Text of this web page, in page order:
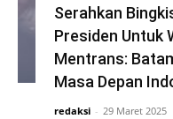
Serahkan
Presiden Untuk
Mentrans:
Masa Depan
redaksi - 29 Maret 2025